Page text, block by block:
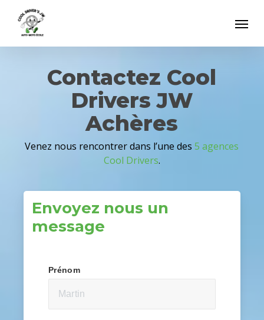
content
Menu
Contactez Cool
Drivers JW
Achères
Venez nous rencontrer dans l’une des5 agences
Cool Drivers.
Envoyez nous un
message